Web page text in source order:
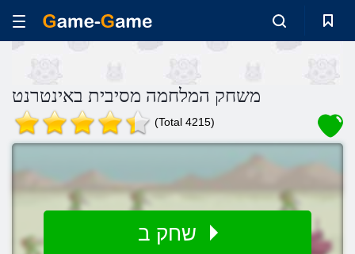
משחק המלחמה מסיבית באינטרנט
(Total 4215)